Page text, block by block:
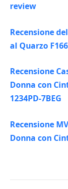
review
Recensione
al Quarzo
Recensione
Donna con
1234PD-7BEG
Recensione
Donna con